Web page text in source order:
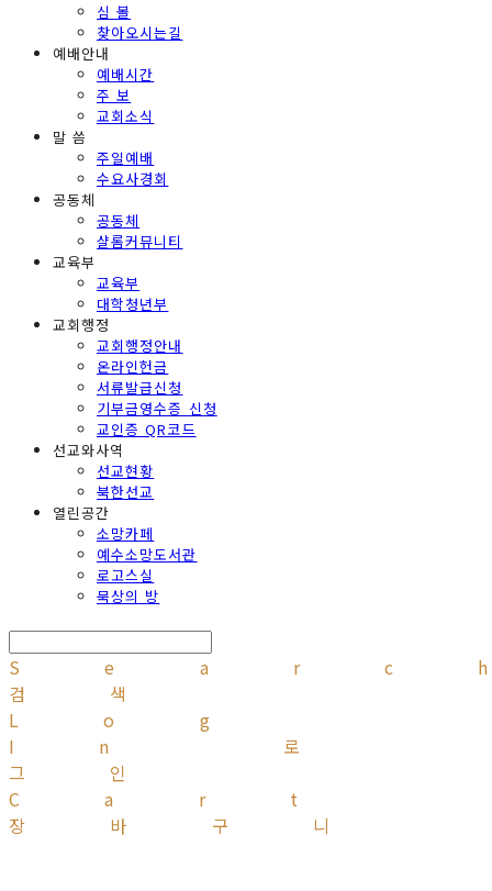
심 볼
찾아오시는길
예배안내
예배시간
주 보
교회소식
말 씀
주일예배
수요사경회
공동체
공동체
샬롬커뮤니티
교육부
교육부
대학청년부
교회행정
교회행정안내
온라인헌금
서류발급신청
기부금영수증 신청
교인증 QR코드
선교와사역
선교현황
북한선교
열린공간
소망카페
예수소망도서관
로고스실
묵상의 방
검색
Log
In
로
그인
Cart
장바구니